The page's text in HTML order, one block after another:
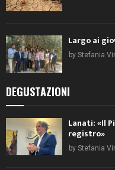
Largo ai
by Stefania
DEGUSTAZIONI
Lanati: «Il
registro»
by Stefania